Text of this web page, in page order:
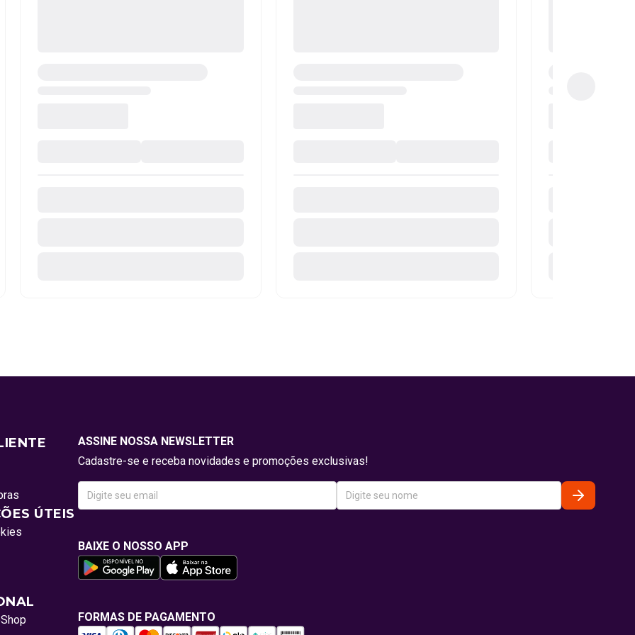
ÚTEIS
ASSINE NOSSA NEWSLETTER
Cadastre-se e receba novidades e promoções exclusivas!
BAIXE O NOSSO APP
FORMAS DE PAGAMENTO